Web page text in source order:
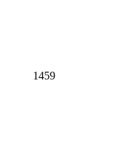
1459